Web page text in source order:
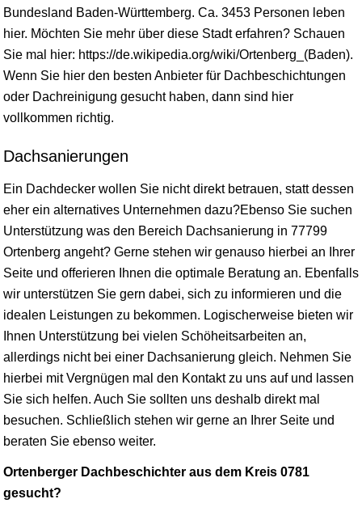
Bundesland Baden-Württemberg. Ca. 3453 Personen leben
hier. Möchten Sie mehr über diese Stadt erfahren? Schauen
Sie mal hier: https://de.wikipedia.org/wiki/Ortenberg_(Baden).
Wenn Sie hier den besten Anbieter für Dachbeschichtungen
oder Dachreinigung gesucht haben, dann sind hier
vollkommen richtig.
Dachsanierungen
Ein Dachdecker wollen Sie nicht direkt betrauen, statt dessen
eher ein alternatives Unternehmen dazu?Ebenso Sie suchen
Unterstützung was den Bereich Dachsanierung in 77799
Ortenberg angeht? Gerne stehen wir genauso hierbei an Ihrer
Seite und offerieren Ihnen die optimale Beratung an. Ebenfalls
wir unterstützen Sie gern dabei, sich zu informieren und die
idealen Leistungen zu bekommen. Logischerweise bieten wir
Ihnen Unterstützung bei vielen Schöheitsarbeiten an,
allerdings nicht bei einer Dachsanierung gleich. Nehmen Sie
hierbei mit Vergnügen mal den Kontakt zu uns auf und lassen
Sie sich helfen. Auch Sie sollten uns deshalb direkt mal
besuchen. Schließlich stehen wir gerne an Ihrer Seite und
beraten Sie ebenso weiter.
Ortenberger Dachbeschichter aus dem Kreis 0781
gesucht?